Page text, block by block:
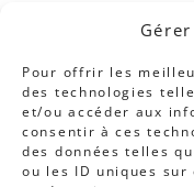
Pour offrir les
des technologies
et/ou accéder aux
consentir à ces
des données telles
ou les ID uniques